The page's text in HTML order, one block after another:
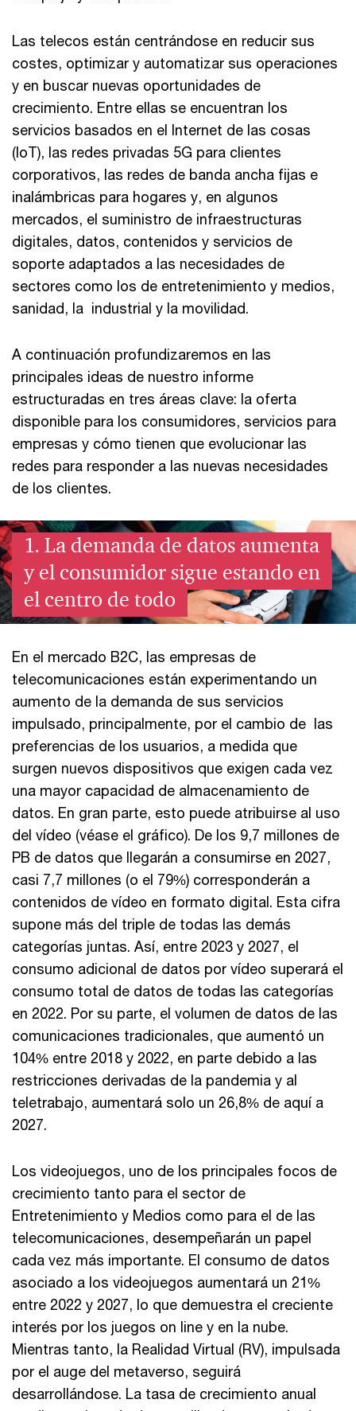
Las telecos están centrándose en reducir sus
costes, optimizar y automatizar sus operaciones
y en buscar nuevas oportunidades de
crecimiento. Entre ellas se encuentran los
servicios basados en el Internet de las cosas
(IoT), las redes privadas 5G para clientes
corporativos, las redes de banda ancha fijas e
inalámbricas para hogares y, en algunos
mercados, el suministro de infraestructuras
digitales, datos, contenidos y servicios de
soporte adaptados a las necesidades de
sectores como los de entretenimiento y medios,
sanidad, la industrial y la movilidad.
A continuación profundizaremos en las
principales ideas de nuestro informe
estructuradas en tres áreas clave: la oferta
disponible para los consumidores, servicios para
empresas y cómo tienen que evolucionar las
redes para responder a las nuevas necesidades
de los clientes.
1. La demanda de datos aumenta
y el consumidor sigue estando en
el centro de todo
En el mercado B2C, las empresas de
telecomunicaciones están experimentando un
aumento de la demanda de sus servicios
impulsado, principalmente, por el cambio de las
preferencias de los usuarios, a medida que
surgen nuevos dispositivos que exigen cada vez
una mayor capacidad de almacenamiento de
datos. En gran parte, esto puede atribuirse al uso
del vídeo (véase el gráfico). De los 9,7 millones de
PB de datos que llegarán a consumirse en 2027,
casi 7,7 millones (o el 79%) corresponderán a
contenidos de vídeo en formato digital. Esta cifra
supone más del triple de todas las demás
categorías juntas. Así, entre 2023 y 2027, el
consumo adicional de datos por vídeo superará el
consumo total de datos de todas las categorías
en 2022. Por su parte, el volumen de datos de las
comunicaciones tradicionales, que aumentó un
104% entre 2018 y 2022, en parte debido a las
restricciones derivadas de la pandemia y al
teletrabajo, aumentará solo un 26,8% de aquí a
2027.
Los videojuegos, uno de los principales focos de
crecimiento tanto para el sector de
Entretenimiento y Medios como para el de las
telecomunicaciones, desempeñarán un papel
cada vez más importante. El consumo de datos
asociado a los videojuegos aumentará un 21%
entre 2022 y 2027, lo que demuestra el creciente
interés por los juegos on line y en la nube.
Mientras tanto, la Realidad Virtual (RV), impulsada
por el auge del metaverso, seguirá
desarrollándose. La tasa de crecimiento anual